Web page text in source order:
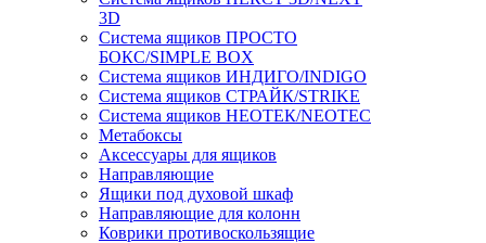
3D
Система ящиков ПРОСТО
БОКС/SIMPLE BOX
Система ящиков ИНДИГО/INDIGO
Система ящиков СТРАЙК/STRIKE
Система ящиков НЕОТЕК/NEOTEC
Метабоксы
Аксессуары для ящиков
Направляющие
Ящики под духовой шкаф
Направляющие для колонн
Коврики противоскользящие